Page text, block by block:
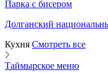
Парка с бисером
Долганский
Кухня Смотреть все
Таймырское меню